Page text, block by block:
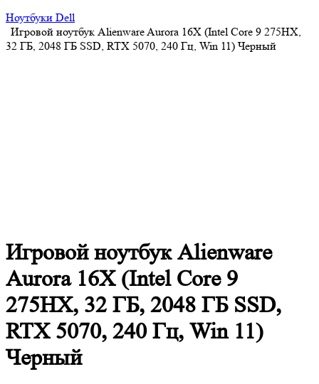
Ноутбуки Dell
Игровой ноутбук Alienware Aurora 16X (Intel Core 9 275HX,
32 ГБ, 2048 ГБ SSD, RTX 5070, 240 Гц, Win 11) Черный
Игровой ноутбук Alienware
Aurora 16X (Intel Core 9
275HX, 32 ГБ, 2048 ГБ SSD,
RTX 5070, 240 Гц, Win 11)
Черный